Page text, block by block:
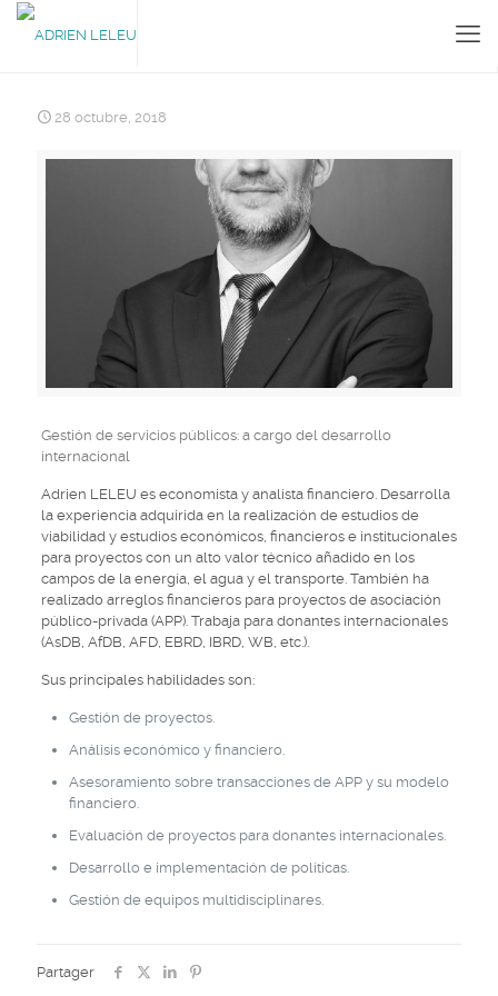
28 octubre, 2018
Gestión de servicios públicos: a cargo del desarrollo
internacional
Adrien LELEU es economista y analista financiero. Desarrolla
la experiencia adquirida en la realización de estudios de
viabilidad y estudios económicos, financieros e institucionales
para proyectos con un alto valor técnico añadido en los
campos de la energía, el agua y el transporte. También ha
realizado arreglos financieros para proyectos de asociación
público-privada (APP). Trabaja para donantes internacionales
(AsDB, AfDB, AFD, EBRD, IBRD, WB, etc.).
Sus principales habilidades son:
Gestión de proyectos.
Análisis económico y financiero.
Asesoramiento sobre transacciones de APP y su modelo
financiero.
Evaluación de proyectos para donantes internacionales.
Desarrollo e implementación de políticas.
Gestión de equipos multidisciplinares.
Partager